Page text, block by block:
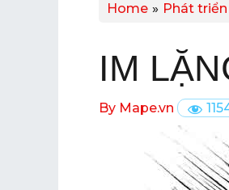
Home Phát
IM
By Mape.vn